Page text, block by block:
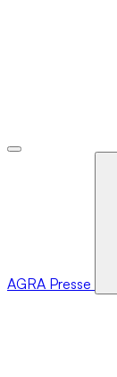
AGRA Presse